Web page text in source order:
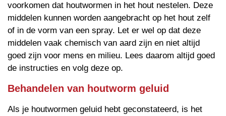
voorkomen dat houtwormen in het hout nestelen. Deze
middelen kunnen worden aangebracht op het hout zelf
of in de vorm van een spray. Let er wel op dat deze
middelen vaak chemisch van aard zijn en niet altijd
goed zijn voor mens en milieu. Lees daarom altijd goed
de instructies en volg deze op.
Behandelen van houtworm geluid
Als je houtwormen geluid hebt geconstateerd, is het